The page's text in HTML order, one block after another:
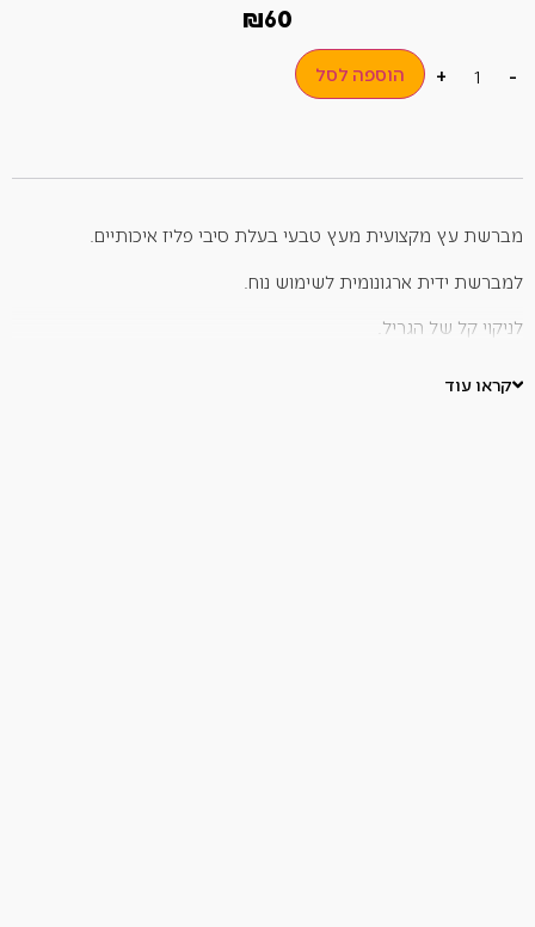
₪60
-
+ הוספה לסל
מברשת עץ מקצועית מעץ טבעי בעלת סיבי פליז איכותיים.
למברשת ידית ארגונומית לשימוש נוח.
לניקוי קל של הגריל.
קראו עוד